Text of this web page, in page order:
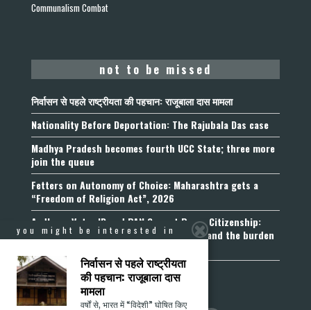
Communalism Combat
not to be missed
निर्वासन से पहले राष्ट्रीयता की पहचान: राजूबाला दास मामला
Nationality Before Deportation: The Rajubala Das case
Madhya Pradesh becomes fourth UCC State; three more
join the queue
Fetters on Autonomy of Choice: Maharashtra gets a
“Freedom of Religion Act”, 2026
Aadhaar, Voter ID and PAN Cannot Prove Citizenship:
Calcutta High Court’s Foreigners Order and the burden
you might be interested in
निर्वासन से पहले राष्ट्रीयता
की पहचान: राजूबाला दास
मामला
वर्षों से, भारत में “विदेशी” घोषित किए